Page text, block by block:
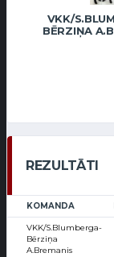
VKK/
BĒRZIŅA
REZULTĀTI
KOMANDA
VKK/S.Blumberga-
Bērziņa
A.Bremanis